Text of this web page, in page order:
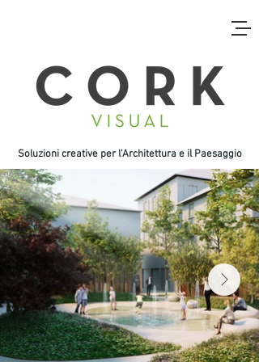
Soluzioni creative per l'Architettura e il Paesaggio